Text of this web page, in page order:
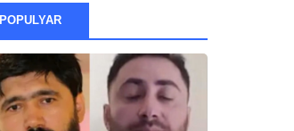
POPULYAR